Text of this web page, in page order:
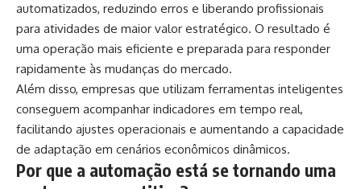
automatizados, reduzindo erros e liberando profissionais
para atividades de maior valor estratégico. O resultado é
uma operação mais eficiente e preparada para responder
rapidamente às mudanças do mercado.
Além disso, empresas que utilizam ferramentas inteligentes
conseguem acompanhar indicadores em tempo real,
facilitando ajustes operacionais e aumentando a capacidade
de adaptação em cenários econômicos dinâmicos.
Por que a automação está se tornando uma